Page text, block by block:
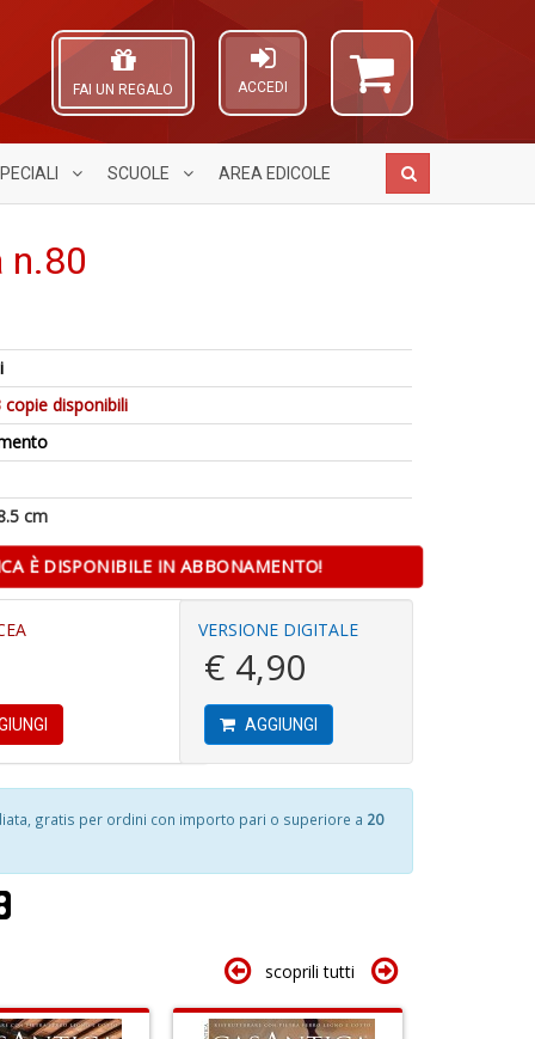
ACCEDI
FAI UN REGALO
SCUOLE AREA EDICOLE
n.80
copie disponibili
cm
È DISPONIBILE IN ABBONAMENTO!
VERSIONE DIGITALE
€ 4,90
AGGIUNGI
gratis per ordini con importo pari o superiore a 20
scoprili tutti